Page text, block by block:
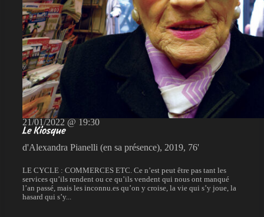
21/01/2022 @ 19:30
Le Kiosque
d'Alexandra Pianelli (en sa présence), 2019, 76'
LE CYCLE : COMMERCES ETC. Ce n’est peut être pas tant les
services qu’ils rendent ou ce qu’ils vendent qui nous ont manqué
l’an passé, mais les inconnu.es qu’on y croise, la vie qui s’y joue, la
hasard qui s’y...